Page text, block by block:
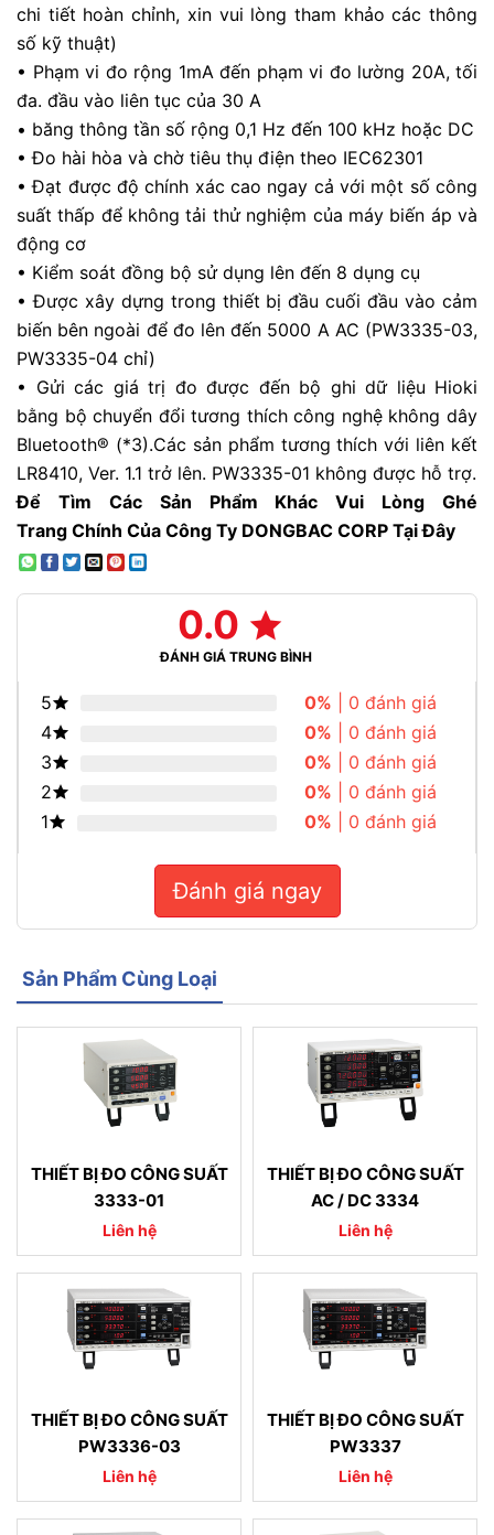
chi tiết hoàn chỉnh, xin vui lòng tham khảo các thông
số kỹ thuật)
• Phạm vi đo rộng 1mA đến phạm vi đo lường 20A, tối
đa. đầu vào liên tục của 30 A
• băng thông tần số rộng 0,1 Hz đến 100 kHz hoặc DC
• Đo hài hòa và chờ tiêu thụ điện theo IEC62301
• Đạt được độ chính xác cao ngay cả với một số công
suất thấp để không tải thử nghiệm của máy biến áp và
động cơ
• Kiểm soát đồng bộ sử dụng lên đến 8 dụng cụ
• Được xây dựng trong thiết bị đầu cuối đầu vào cảm
biến bên ngoài để đo lên đến 5000 A AC (PW3335-03,
PW3335-04 chỉ)
• Gửi các giá trị đo được đến bộ ghi dữ liệu Hioki
bằng bộ chuyển đổi tương thích công nghệ không dây
Bluetooth® (*3).Các sản phẩm tương thích với liên kết
LR8410, Ver. 1.1 trở lên. PW3335-01 không được hỗ trợ.
Để Tìm Các Sản Phẩm Khác Vui Lòng Ghé
Trang Chính Của Công Ty DONGBAC CORP Tại Đây
0.0
ĐÁNH GIÁ TRUNG BÌNH
5 0% | 0 đánh giá
4
0% | 0 đánh giá
3
0% | 0 đánh giá
2
0% | 0 đánh giá
1
0% | 0 đánh giá
Đánh giá ngay
Sản Phẩm Cùng Loại
THIẾT BỊ ĐO CÔNG SUẤT
3333-01
Liên hệ
THIẾT BỊ ĐO CÔNG SUẤT
AC / DC 3334
Liên hệ
THIẾT BỊ ĐO CÔNG SUẤT
PW3336-03
Liên hệ
THIẾT BỊ ĐO CÔNG SUẤT
PW3337
Liên hệ